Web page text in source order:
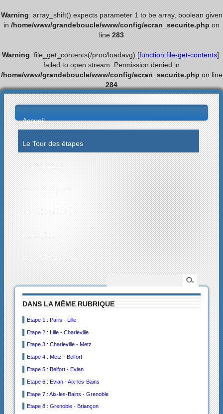
Warning: array_shift() expects parameter 1 to be array, boolean given
in /home/www/grandeboucle/www/config/ecran_securite.php on
line 283
Warning: file_get_contents(/proc/loadavg) [function.file-get-contents]:
failed to open stream: Permission denied in
/home/www/grandeboucle/www/config/ecran_securite.php on line
284
Accueil
Le Tour des étapes
Les palmarès
Les statistiques
Les villes étapes
L’actualité
Les collectionneurs
DANS LA MÊME RUBRIQUE
Etape 1 : Paris - Lille
Etape 2 : Lille - Charleville
Etape 3 : Charleville - Metz
Etape 4 : Metz - Belfort
Etape 5 : Belfort - Evian
Etape 6 : Evian - Aix-les-Bains
Etape 7 : Aix-les-Bains - Grenoble
Etape 8 : Grenoble - Briançon